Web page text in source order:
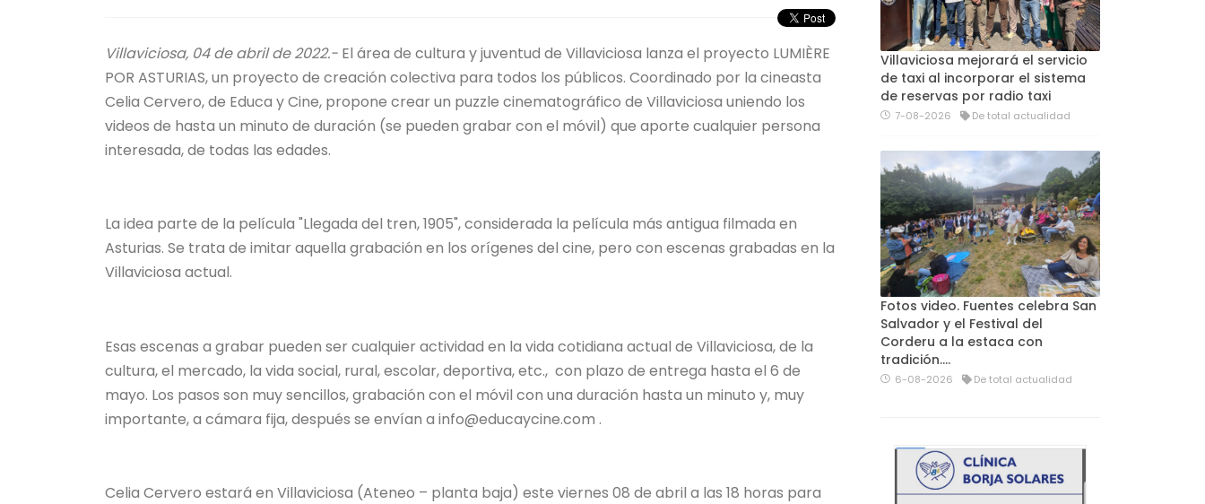
Villaviciosa, 04 de abril de 2022.- El área de cultura y juventud de Villaviciosa lanza el proyecto LUMIÈRE
POR ASTURIAS, un proyecto de creación colectiva para todos los públicos. Coordinado por la cineasta
Celia Cervero, de Educa y Cine, propone crear un puzzle cinematográfico de Villaviciosa uniendo los
videos de hasta un minuto de duración (se pueden grabar con el móvil) que aporte cualquier persona
interesada, de todas las edades.
La idea parte de la película "Llegada del tren, 1905", considerada la película más antigua filmada en
Asturias. Se trata de imitar aquella grabación en los orígenes del cine, pero con escenas grabadas en la
Villaviciosa actual.
Esas escenas a grabar pueden ser cualquier actividad en la vida cotidiana actual de Villaviciosa, de la
cultura, el mercado, la vida social, rural, escolar, deportiva, etc., con plazo de entrega hasta el 6 de
mayo. Los pasos son muy sencillos, grabación con el móvil con una duración hasta un minuto y, muy
importante, a cámara fija, después se envían a info@educaycine.com .
Celia Cervero estará en Villaviciosa (Ateneo – planta baja) este viernes 08 de abril a las 18 horas para
Villaviciosa mejorará el servicio
de taxi al incorporar el sistema
de reservas por radio taxi
7-08-2026 De total actualidad
Fotos video. Fuentes celebra San
Salvador y el Festival del
Corderu a la estaca con
tradición....
6-08-2026 De total actualidad